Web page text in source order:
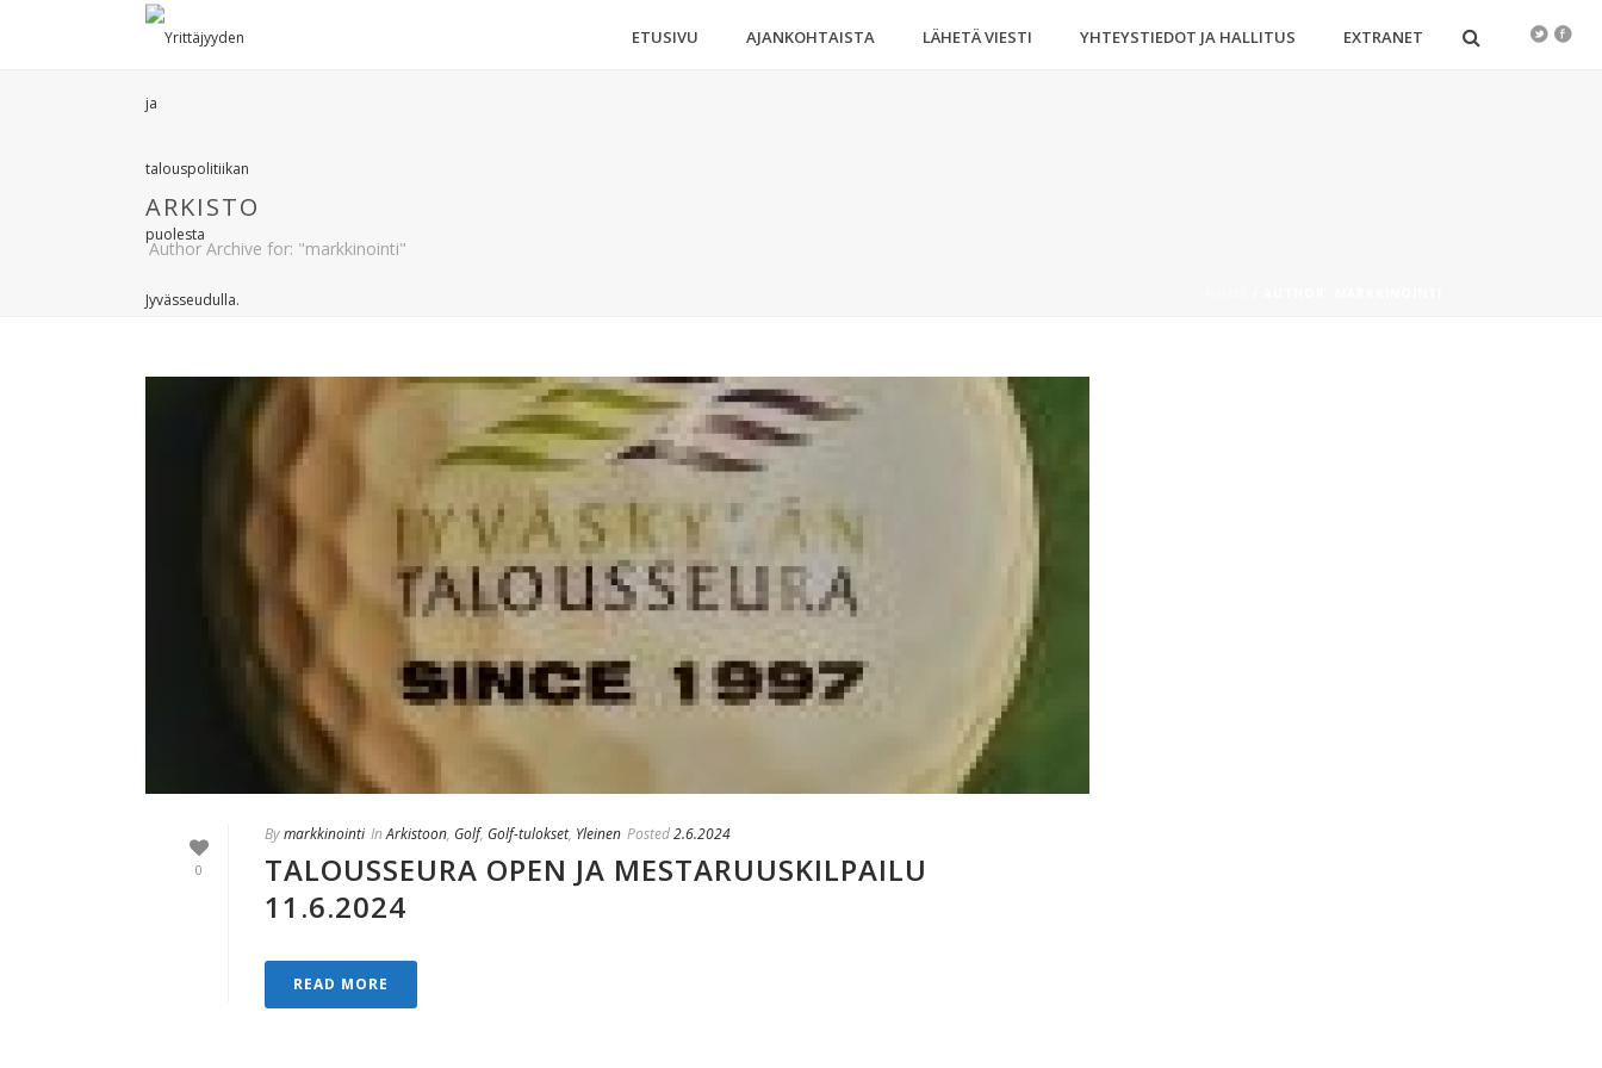
ETUSIVU AJANKOHTAISTA LÄHETÄ VIESTI YHTEYSTIEDOT JA HALLITUS EXTRANET
ARKISTO
Author Archive for: "markkinointi"
0
Bymarkkinointi In Arkistoon, Golf, Golf-tulokset, Yleinen Posted2.6.2024
TALOUSSEURA OPEN JA MESTARUUSKILPAILU
11.6.2024
READ MORE